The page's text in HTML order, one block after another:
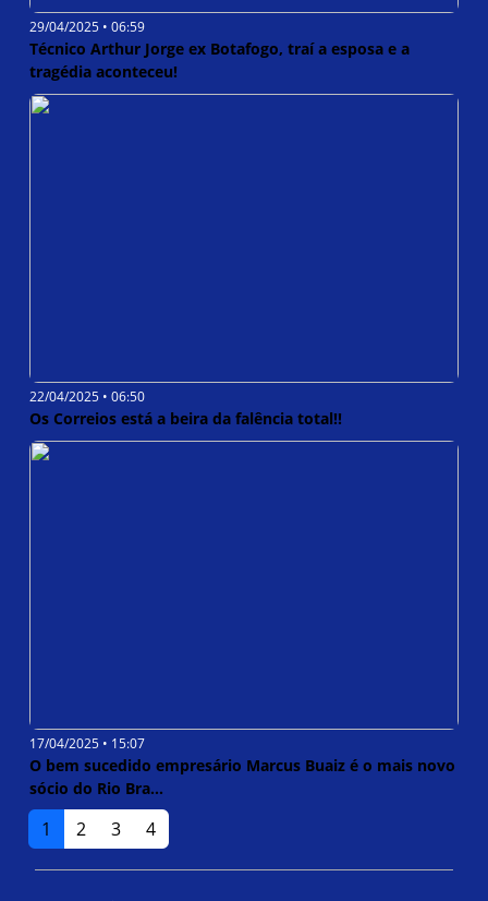
29/04/2025 • 06:59
Técnico Arthur Jorge ex Botafogo, traí a esposa e a
tragédia aconteceu!
22/04/2025 • 06:50
Os Correios está a beira da falência total!!
17/04/2025 • 15:07
O bem sucedido empresário Marcus Buaiz é o mais novo
sócio do Rio Bra...
1 2 3 4